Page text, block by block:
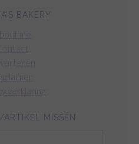
BAKERY
ARTIKEL MISSEN